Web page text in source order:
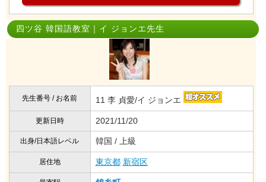
四ツ谷 韓国語教室｜イ ジョンエ先生
先生番号 / お名前 11 李 貞愛/イ ジョンエ
更新日時 2021/11/20
出身/日本語レベル 韓国 / 上級
居住地 東京都 新宿区